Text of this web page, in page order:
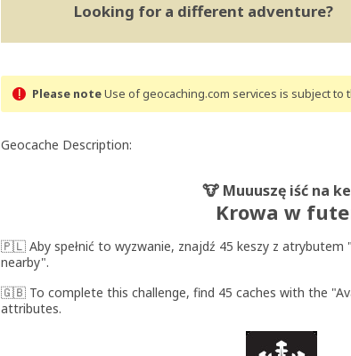
Looking for a different adventure?
Please noteUse of geocaching.com services is subject to
Geocache Description:
🐮 Muuuszę iść na
Krowa w
🇵🇱 Aby spełnić to wyzwanie, znajdź 45 keszy z atrybutem
nearby".
🇬🇧 To complete this challenge, find 45 caches with the
attributes.